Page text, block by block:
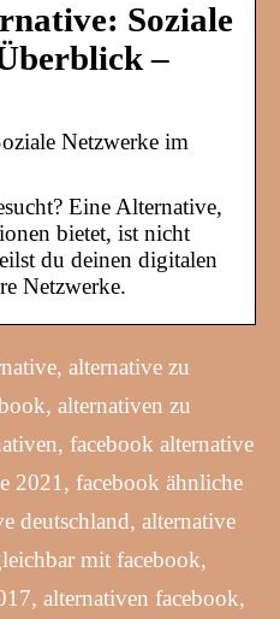
Soziale
–
Netzwerke im
Eine Alternative,
bietet, ist nicht
du deinen digitalen
Netzwerke.
alternative zu
alternativen zu
facebook alternative
2021, facebook ähnliche
deutschland, alternative
mit facebook,
alternativen facebook,